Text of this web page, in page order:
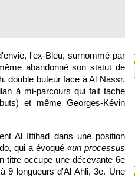
l'ex-Bleu, surnommé par
abandonné son statut de
double buteur face à Al Nassr,
à mi-parcours qui fait tache
et même Georges-Kévin
Al Ittihad dans une position
qui a évoqué «un processus
titre occupe une décevante 6e
9 longueurs d'Al Ahli, 3e. Une